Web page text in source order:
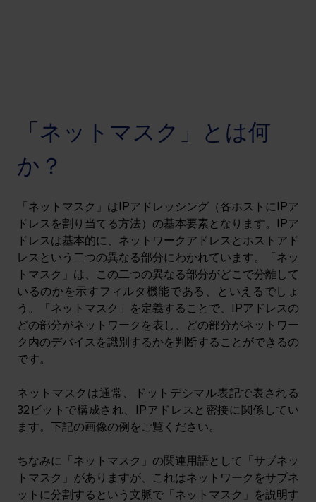
「ネットマスク」とは何
か？
「ネットマスク」はIPアドレッシング（各ホストにIPア
ドレスを割り当てる方法）の基本要素となります。IPア
ドレスは基本的に、ネットワークアドレスとホストアド
レスという二つの異なる部分にわかれています。「ネッ
トマスク」は、この二つの異なる部分がどこで分離して
いるのかを示すフィルタ機能である、といえるでしょ
う。「ネットマスク」を定義することで、IPアドレスの
どの部分がネットワークを表し、どの部分がネットワー
ク内のデバイスを識別するかを判断することができるの
です。
ネットマスクは通常、ドットデシマル表記で表される
32ビットで構成され、IPアドレスと密接に関係してい
ます。下記の画像の例をご覧ください。
ちなみに「ネットマスク」の関連用語として「サブネッ
トマスク」がありますが、これはネットワークをサブネ
ットに分割するという文脈で「ネットマスク」を説明す